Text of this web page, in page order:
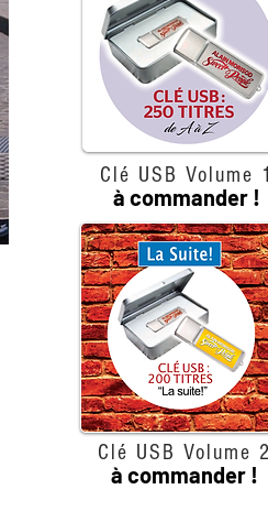
Clé USB Volume
à commander !
Clé USB Volume
à commander !